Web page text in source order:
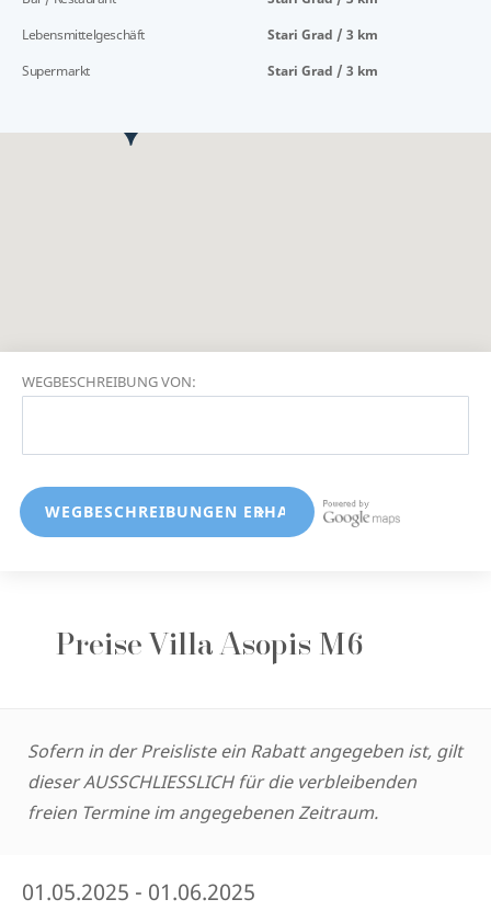
Lebensmittelgeschäft
Supermarkt
Stari Grad / 3 km
Stari Grad / 3 km
WEGBESCHREIBUNG VON:
Preise Villa Asopis M6
Sofern in der Preisliste ein Rabatt angegeben ist, gilt
dieser AUSSCHLIESSLICH für die verbleibenden
freien Termine im angegebenen Zeitraum.
01.05.2025 - 01.06.2025